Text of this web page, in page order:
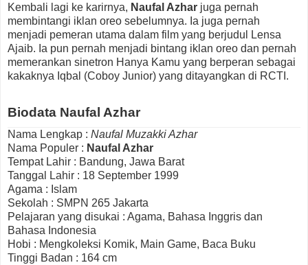
Kembali lagi ke karirnya, Naufal Azhar juga pernah
membintangi iklan oreo sebelumnya. Ia juga pernah
menjadi pemeran utama dalam film yang berjudul Lensa
Ajaib. Ia pun pernah menjadi bintang iklan oreo dan pernah
memerankan sinetron Hanya Kamu yang berperan sebagai
kakaknya Iqbal (Coboy Junior) yang ditayangkan di RCTI.
Biodata Naufal Azhar
Nama Lengkap : Naufal Muzakki Azhar
Nama Populer : Naufal Azhar
Tempat Lahir : Bandung, Jawa Barat
Tanggal Lahir : 18 September 1999
Agama : Islam
Sekolah : SMPN 265 Jakarta
Pelajaran yang disukai : Agama, Bahasa Inggris dan
Bahasa Indonesia
Hobi : Mengkoleksi Komik, Main Game, Baca Buku
Tinggi Badan : 164 cm